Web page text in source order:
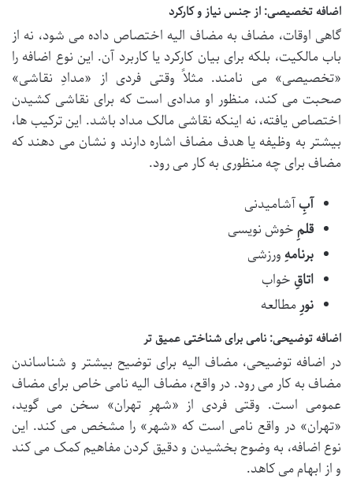
اضافه تخصیصی: از جنس نیاز و کارکرد
گاهی اوقات، مضاف به مضاف الیه اختصاص داده می شود، نه از
باب مالکیت، بلکه برای بیان کارکرد یا کاربرد آن. این نوع اضافه را
«تخصیصی» می نامند. مثلاً وقتی فردی از «مدادِ نقاشی»
صحبت می کند، منظور او مدادی است که برای نقاشی کشیدن
اختصاص یافته، نه اینکه نقاشی مالک مداد باشد. این ترکیب ها،
بیشتر به وظیفه یا هدف مضاف اشاره دارند و نشان می دهند که
مضاف برای چه منظوری به کار می رود.
آبِآشامیدنی
قلمِ خوش نویسی
برنامهِ ورزشی
اتاقِ خواب
نورِمطالعه
اضافه توضیحی: نامی برای شناختی عمیق تر
در اضافه توضیحی، مضاف الیه برای توضیح بیشتر و شناساندن
مضاف به کار می رود. در واقع، مضاف الیه نامی خاص برای مضاف
عمومی است. وقتی فردی از «شهرِ تهران» سخن می گوید،
«تهران» در واقع نامی است که «شهر» را مشخص می کند. این
نوع اضافه، به وضوح بخشیدن و دقیق کردن مفاهیم کمک می کند
و از ابهام می کاهد.